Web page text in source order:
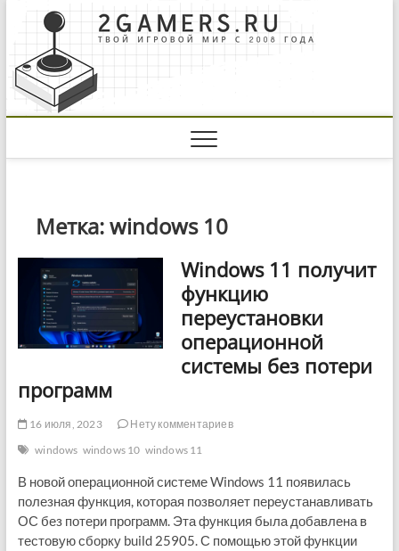
content
Метка:windows 10
Windows 11 получит
функцию
переустановки
операционной
системы без потери
программ
16 июля, 2023
Нету комментариев
windows windows 10 windows 11
В новой операционной системе Windows 11 появилась
полезная функция, которая позволяет переустанавливать
ОС без потери программ. Эта функция была добавлена в
тестовую сборку build 25905. С помощью этой функции